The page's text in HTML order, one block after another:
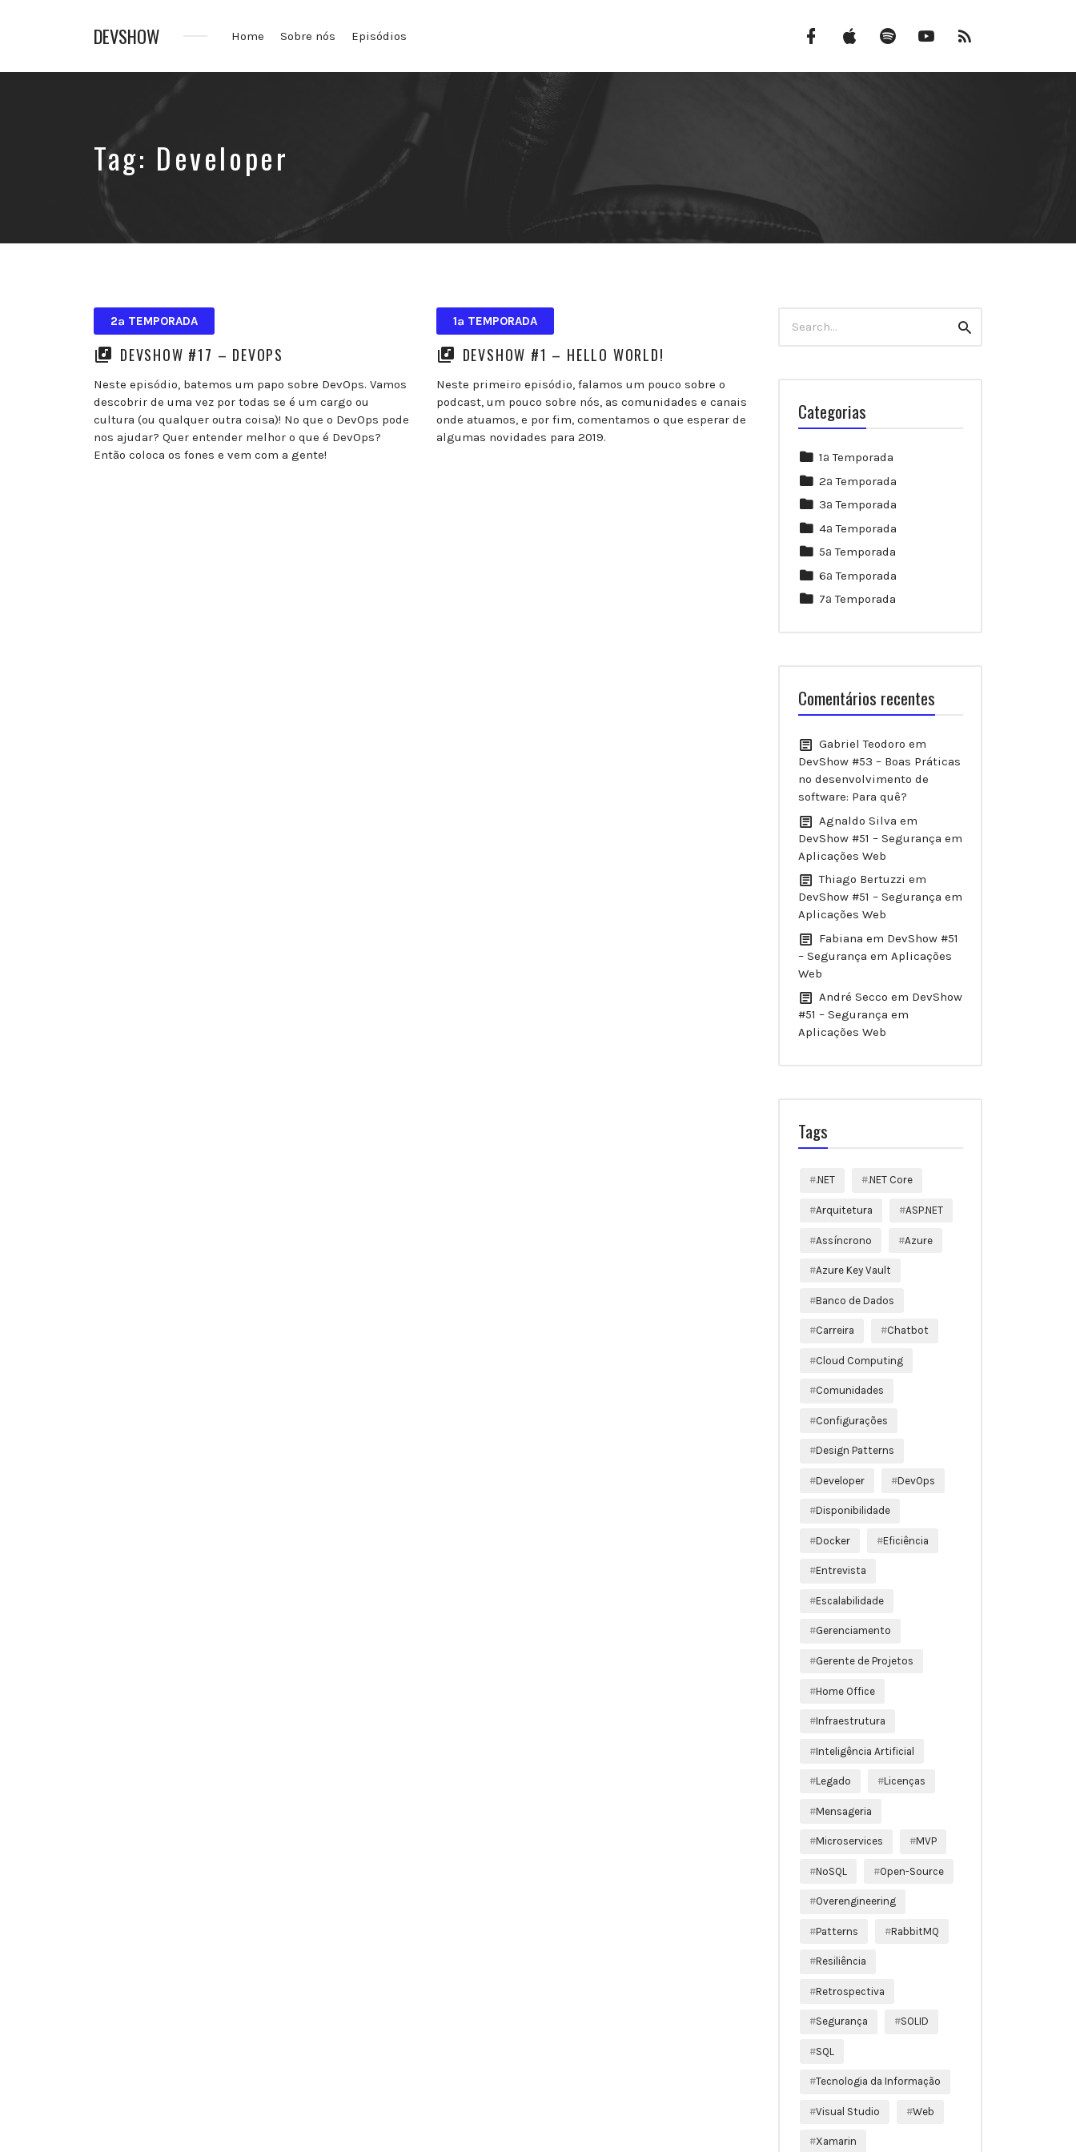
DEVSHOW
em
Home Sobre nós Episódios FacebookiTunes Spotify Canal
Tag: Developer
2ª TEMPORADA
DEVSHOW #17 – DEVOPS
Neste episódio, batemos um papo sobre DevOps. Vamos
descobrir de uma vez por todas se é um cargo ou
cultura (ou qualquer outra coisa)! No que o DevOps pode
nos ajudar? Quer entender melhor o que é DevOps?
Então coloca os fones e vem com a gente!
1ª TEMPORADA
DEVSHOW #1 – HELLO WORLD!
Neste primeiro episódio, falamos um pouco sobre o
podcast, um pouco sobre nós, as comunidades e canais
onde atuamos, e por fim, comentamos o que esperar de
algumas novidades para 2019.
for:
Search
Categorias
1ª Temporada
2ª Temporada
3ª Temporada
4ª Temporada
5ª Temporada
6ª Temporada
7ª Temporada
Comentários recentes
Gabriel Teodoro em
DevShow #53 – Boas Práticas
no desenvolvimento de
software: Para quê?
Agnaldo Silva em
DevShow #51 – Segurança em
Aplicações Web
Thiago Bertuzzi em
DevShow #51 – Segurança em
Aplicações Web
Fabiana em DevShow #51
– Segurança em Aplicações
Web
André Secco em DevShow
#51 – Segurança em
Aplicações Web
Tags
.NET .NET Core
Arquitetura ASP.NET
Assíncrono Azure
Azure Key Vault
Banco de Dados
Carreira Chatbot
Cloud Computing
Comunidades
Configurações
Design Patterns
Developer DevOps
Disponibilidade
Docker Eficiência
Entrevista
Escalabilidade
Gerenciamento
Gerente de Projetos
Home Office
Infraestrutura
Inteligência Artificial
Legado Licenças
Mensageria
Microservices MVP
NoSQL Open-Source
Overengineering
Patterns RabbitMQ
Resiliência
Retrospectiva
Segurança SOLID
SQL
Tecnologia da Informação
Visual Studio Web
Xamarin